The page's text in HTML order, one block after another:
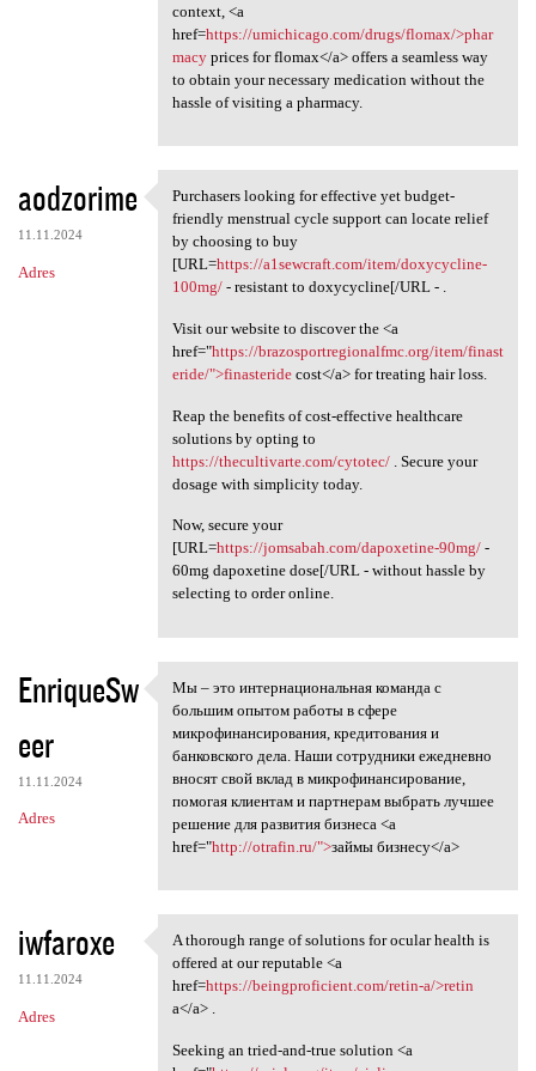
context, <a
href=https://umichicago.com/drugs/flomax/>phar
macyprices for flomax</a> offers a seamless way
to obtain your necessary medication without the
hassle of visiting a pharmacy.
aodzorime
11.11.2024
Adres
Purchasers looking for
Purchasers looking for effective yet budget-
friendly menstrual cycle support can locate relief
by choosing to buy
[URL=https://a1sewcraft.com/item/doxycycline-
100mg/- resistant to doxycycline[/URL - .
Visit our website to discover the <a
href="https://brazosportregionalfmc.org/item/finast
eride/">finasteridecost</a> for treating hair loss.
Reap the benefits of cost-effective healthcare
solutions by opting to
https://thecultivarte.com/cytotec/. Secure your
dosage with simplicity today.
Now, secure your
[URL=https://jomsabah.com/dapoxetine-90mg/-
60mg dapoxetine dose[/URL - without hassle by
selecting to order online.
EnriqueSw
eer
11.11.2024
Adres
Мы – это интернациональная
Мы – это интернациональная команда с
большим опытом работы в сфере
микрофинансирования, кредитования и
банковского дела. Наши сотрудники ежедневно
вносят свой вклад в микрофинансирование,
помогая клиентам и партнерам выбрать лучшее
решение для развития бизнеса <a
href="http://otrafin.ru/">займы бизнесу</a>
iwfaroxe
11.11.2024
Adres
A thorough range of solutions
A thorough range of solutions for ocular health is
offered at our reputable <a
href=https://beingproficient.com/retin-a/>retin
a</a> .
Seeking an tried-and-true solution <a